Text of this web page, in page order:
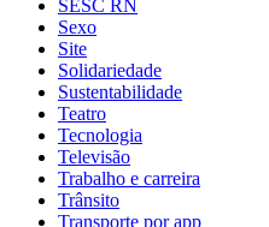
SESC RN
Sexo
Site
Solidariedade
Sustentabilidade
Teatro
Tecnologia
Televisão
Trabalho e carreira
Trânsito
Transporte por app